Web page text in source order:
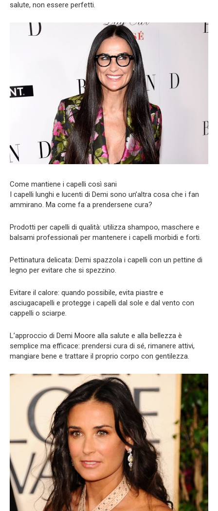
salute, non essere perfetti.
Come mantiene i capelli così sani
I capelli lunghi e lucenti di Demi sono un’altra cosa che i fan
ammirano. Ma come fa a prendersene cura?
Prodotti per capelli di qualità: utilizza shampoo, maschere e
balsami professionali per mantenere i capelli morbidi e forti.
Pettinatura delicata: Demi spazzola i capelli con un pettine di
legno per evitare che si spezzino.
Evitare il calore: quando possibile, evita piastre e
asciugacapelli e protegge i capelli dal sole e dal vento con
cappelli o sciarpe.
L’approccio di Demi Moore alla salute e alla bellezza è
semplice ma efficace: prendersi cura di sé, rimanere attivi,
mangiare bene e trattare il proprio corpo con gentilezza.